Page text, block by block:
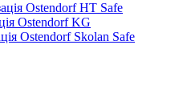
Ostendorf HT Safe
Ostendorf KG
Ostendorf Skolan Safe